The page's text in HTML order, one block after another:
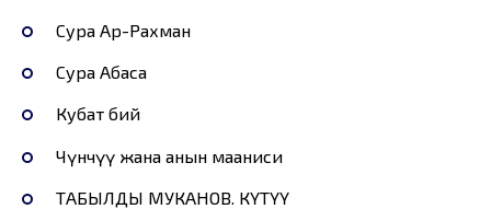
Сура Ар-Рахман
Сура Абаса
Кубат бий
Чүнчүү жана анын мааниси
ТАБЫЛДЫ МУКАНОВ. КҮТҮҮ